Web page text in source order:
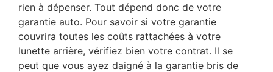
rien à dépenser. Tout dépend donc de votre
garantie auto. Pour savoir si votre garantie
couvrira toutes les coûts rattachées à votre
lunette arrière, vérifiez bien votre contrat. Il se
peut que vous ayez daigné à la garantie bris de